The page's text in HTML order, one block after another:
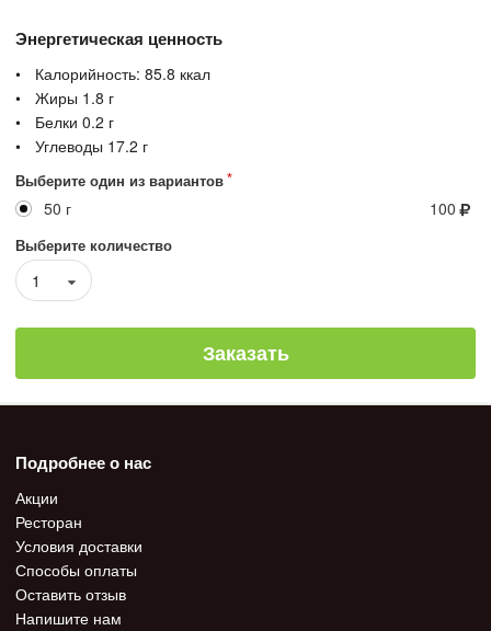
Энергетическая ценность
Калорийность: 85.8 ккал
Жиры 1.8 г
Белки 0.2 г
Углеводы 17.2 г
Выберите один из вариантов
50 г 100
Выберите количество
1
Заказать
Подробнее о нас
Акции
Ресторан
Условия доставки
Способы оплаты
Оставить отзыв
Напишите нам